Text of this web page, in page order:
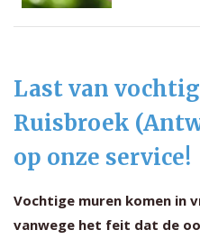
Last van
Ruisbroek
op onze service!
Vochtige muren komen in
vanwege het feit dat de